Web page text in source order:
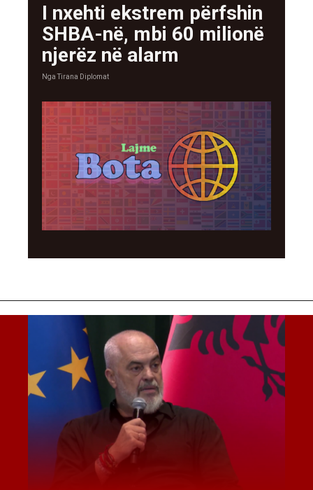
I nxehti ekstrem përfshin
SHBA-në, mbi 60 milionë
njerëz në alarm
NgaTirana Diplomat